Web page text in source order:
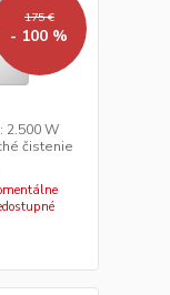
175 €
- 100 %
2.500 W
čistenie